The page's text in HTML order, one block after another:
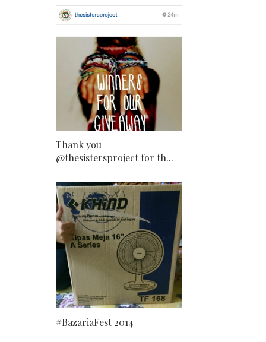
Thank you
@thesistersproject for th...
#BazariaFest 2014